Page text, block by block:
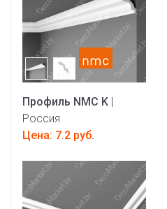
Профиль NMC K |
Россия
Цена: 7.2 руб.